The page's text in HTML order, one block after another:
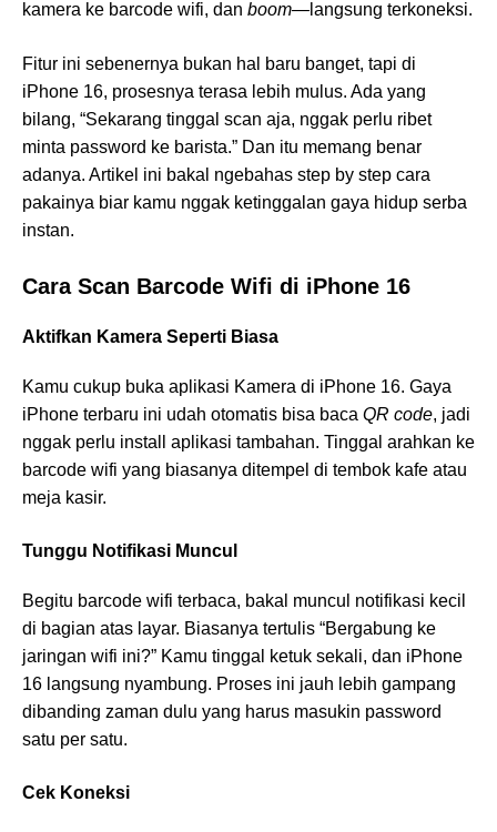
kamera ke barcode wifi, dan boom—langsung terkoneksi.
Fitur ini sebenernya bukan hal baru banget, tapi di
iPhone 16, prosesnya terasa lebih mulus. Ada yang
bilang, “Sekarang tinggal scan aja, nggak perlu ribet
minta password ke barista.” Dan itu memang benar
adanya. Artikel ini bakal ngebahas step by step cara
pakainya biar kamu nggak ketinggalan gaya hidup serba
instan.
Cara Scan Barcode Wifi di iPhone 16
Aktifkan Kamera Seperti Biasa
Kamu cukup buka aplikasi Kamera di iPhone 16. Gaya
iPhone terbaru ini udah otomatis bisa baca QR code, jadi
nggak perlu install aplikasi tambahan. Tinggal arahkan ke
barcode wifi yang biasanya ditempel di tembok kafe atau
meja kasir.
Tunggu Notifikasi Muncul
Begitu barcode wifi terbaca, bakal muncul notifikasi kecil
di bagian atas layar. Biasanya tertulis “Bergabung ke
jaringan wifi ini?” Kamu tinggal ketuk sekali, dan iPhone
16 langsung nyambung. Proses ini jauh lebih gampang
dibanding zaman dulu yang harus masukin password
satu per satu.
Cek Koneksi